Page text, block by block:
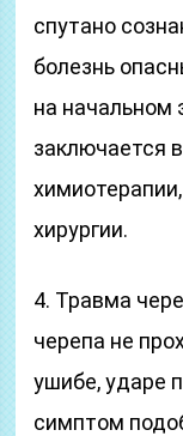
спутано
болезнь
на начальном
заключается
хирургии.
4. Травма
черепа не
ушибе, ударе
симптом